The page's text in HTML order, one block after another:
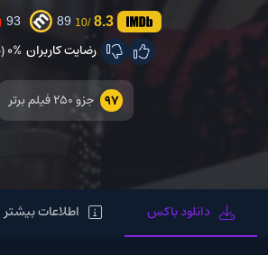
8.3
/10
89
93
رضایت کاربران 0%(0 رای)
97 جزو ۲۵۰ فیلم برتر
دانلود باکس اطلاعات بیشتر